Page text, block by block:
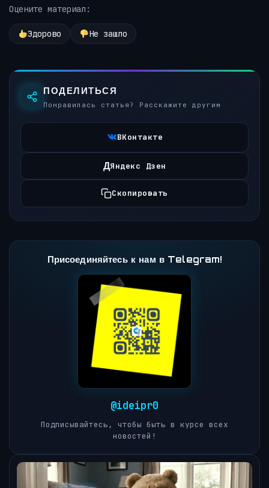
Оцените материал:
Здорово Не зашло
ПОДЕЛИТЬСЯ
Понравилась статья? Расскажите другим
ВКонтакте
ДЯндекс Дзен
Скопировать
Присоединяйтесь к нам в Telegram!
@ideipr0
Подписывайтесь, чтобы быть в курсе всех
новостей!